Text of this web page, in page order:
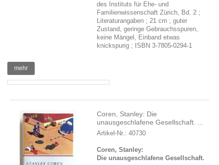
des Instituts für Ehe- und
Familienwissenschaft Zürich, Bd. 2 ;
Literaturangaben ; 21 cm ; guter
Zustand, geringe Gebrauchsspuren,
keine Mängel, Einband etwas
knickspurig ; ISBN 3-7805-0294-1
mehr
Coren, Stanley: Die
unausgeschlafene Gesellschaft. ...
Artikel-Nr.: 40730
Coren, Stanley:
Die unausgeschlafene Gesellschaft.